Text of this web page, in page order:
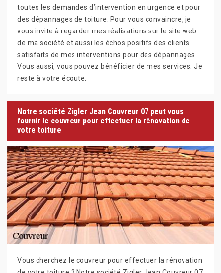
toutes les demandes d’intervention en urgence et pour
des dépannages de toiture. Pour vous convaincre, je
vous invite à regarder mes réalisations sur le site web
de ma société et aussi les échos positifs des clients
satisfaits de mes interventions pour des dépannages.
Vous aussi, vous pouvez bénéficier de mes services. Je
reste à votre écoute.
Notre société Zigler Jean Couvreur 07 peut vous
fournir le couvreur pour effectuer la rénovation de
votre toiture
Vous cherchez le couvreur pour effectuer la rénovation